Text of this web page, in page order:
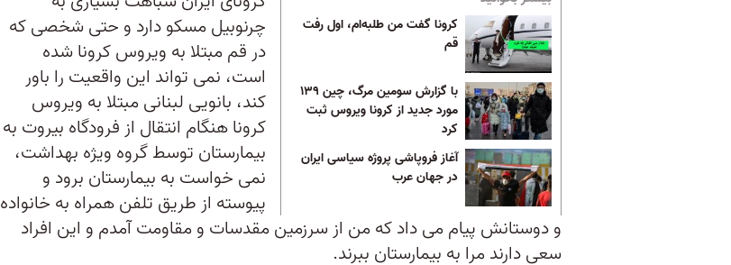
کرونا گفت من طلبه‌ام، اول رفت
قم
با گزارش سومین مرگ، چین ۱۳۹
مورد جدید از کرونا ویروس ثبت
کرد
آغاز فروپاشی پروژه سیاسی ایران
در جهان عرب
چرنوبیل مسکو دارد و حتی شخصی که
در قم مبتلا به ویروس کرونا شده
است، نمی تواند این واقعیت را باور
کند، بانویی لبنانی مبتلا به ویروس
کرونا هنگام انتقال از فرودگاه بیروت به
بیمارستان توسط گروه ویژه بهداشت،
نمی خواست به بیمارستان برود و
پیوسته از طریق تلفن همراه به خانواده
و دوستانش پیام می داد که من از سرزمین مقدسات و مقاومت آمدم و این افراد
سعی دارند مرا به بیمارستان ببرند.